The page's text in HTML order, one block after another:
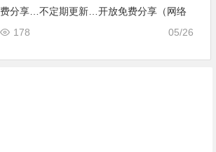
费分享…不定期更新…开放免费分享（网络
免费节点香港|日本|韩国|新加坡|台湾|马来西
05/26
178